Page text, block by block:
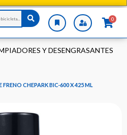
0
Y DESENGRASANTES
CHEPARK BIC-600 X 425 ML